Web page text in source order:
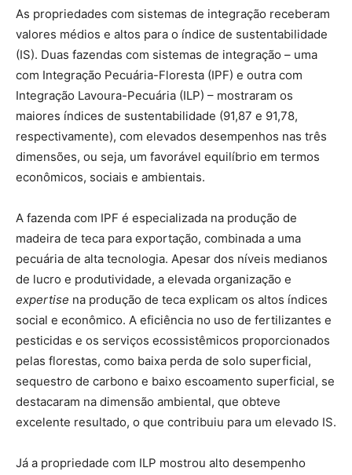
As propriedades com sistemas de integração receberam
valores médios e altos para o índice de sustentabilidade
(IS). Duas fazendas com sistemas de integração – uma
com Integração Pecuária-Floresta (IPF) e outra com
Integração Lavoura-Pecuária (ILP) – mostraram os
maiores índices de sustentabilidade (91,87 e 91,78,
respectivamente), com elevados desempenhos nas três
dimensões, ou seja, um favorável equilíbrio em termos
econômicos, sociais e ambientais.
A fazenda com IPF é especializada na produção de
madeira de teca para exportação, combinada a uma
pecuária de alta tecnologia. Apesar dos níveis medianos
de lucro e produtividade, a elevada organização e
expertise na produção de teca explicam os altos índices
social e econômico. A eficiência no uso de fertilizantes e
pesticidas e os serviços ecossistêmicos proporcionados
pelas florestas, como baixa perda de solo superficial,
sequestro de carbono e baixo escoamento superficial, se
destacaram na dimensão ambiental, que obteve
excelente resultado, o que contribuiu para um elevado IS.
Já a propriedade com ILP mostrou alto desempenho